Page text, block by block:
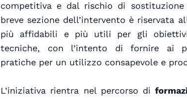
competitiva e dal rischio di
breve sezione dell’intervento è riservata
più affidabili e più utili per gli
tecniche, con l’intento di fornire ai
pratiche per un utilizzo consapevole e
L’iniziativa rientra nel percorso di